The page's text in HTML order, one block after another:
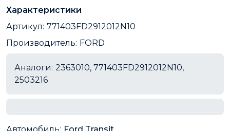
Характеристики
Артикул: 771403FD2912012N10
Производитель: FORD
Аналоги: 2363010, 771403FD2912012N10,
2503216